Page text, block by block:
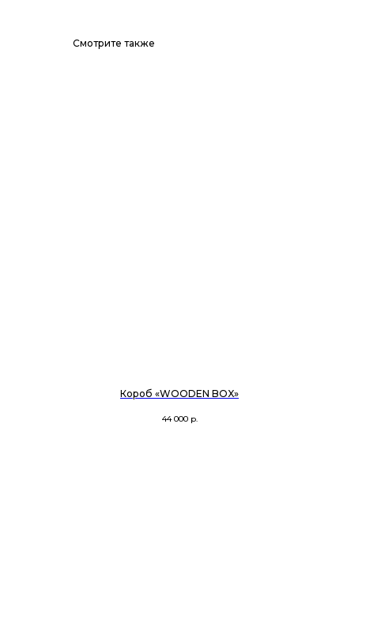
Смотрите также
Короб «WOODEN BOX»
44 000 р.